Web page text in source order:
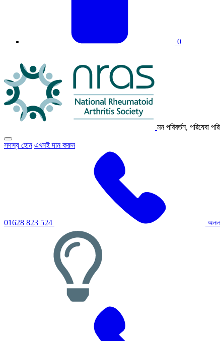
0
মন পরিবর্তন, পরিষেবা
প্রাথমিক
নেভিগেশন
সদস্য হোন এখনই দান করুন
01628 823 524